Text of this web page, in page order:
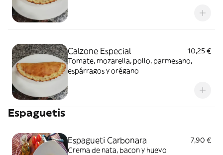
Calzone Especial
10,25 €
Tomate, mozarella, pollo, parmesano,
espárragos y orégano
Espaguetis
Espagueti Carbonara
7,90 €
Crema de nata, bacon y huevo